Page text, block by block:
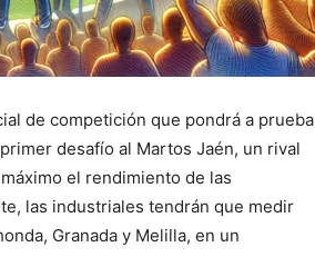
de competición que pondrá a prueba
desafío al Martos Jaén, un rival
el rendimiento de las
las industriales tendrán que medir
Granada y Melilla, en un